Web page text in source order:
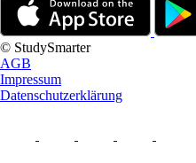
© StudySmarter
AGB
Impressum
Datenschutzerklärung